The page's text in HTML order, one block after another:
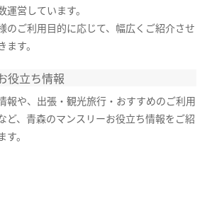
運営しています。
のご利用目的に応じて、幅広くご紹介させ
ます。
役立ち情報
報や、出張・観光旅行・おすすめのご利用
ど、青森のマンスリーお役立ち情報をご紹
す。